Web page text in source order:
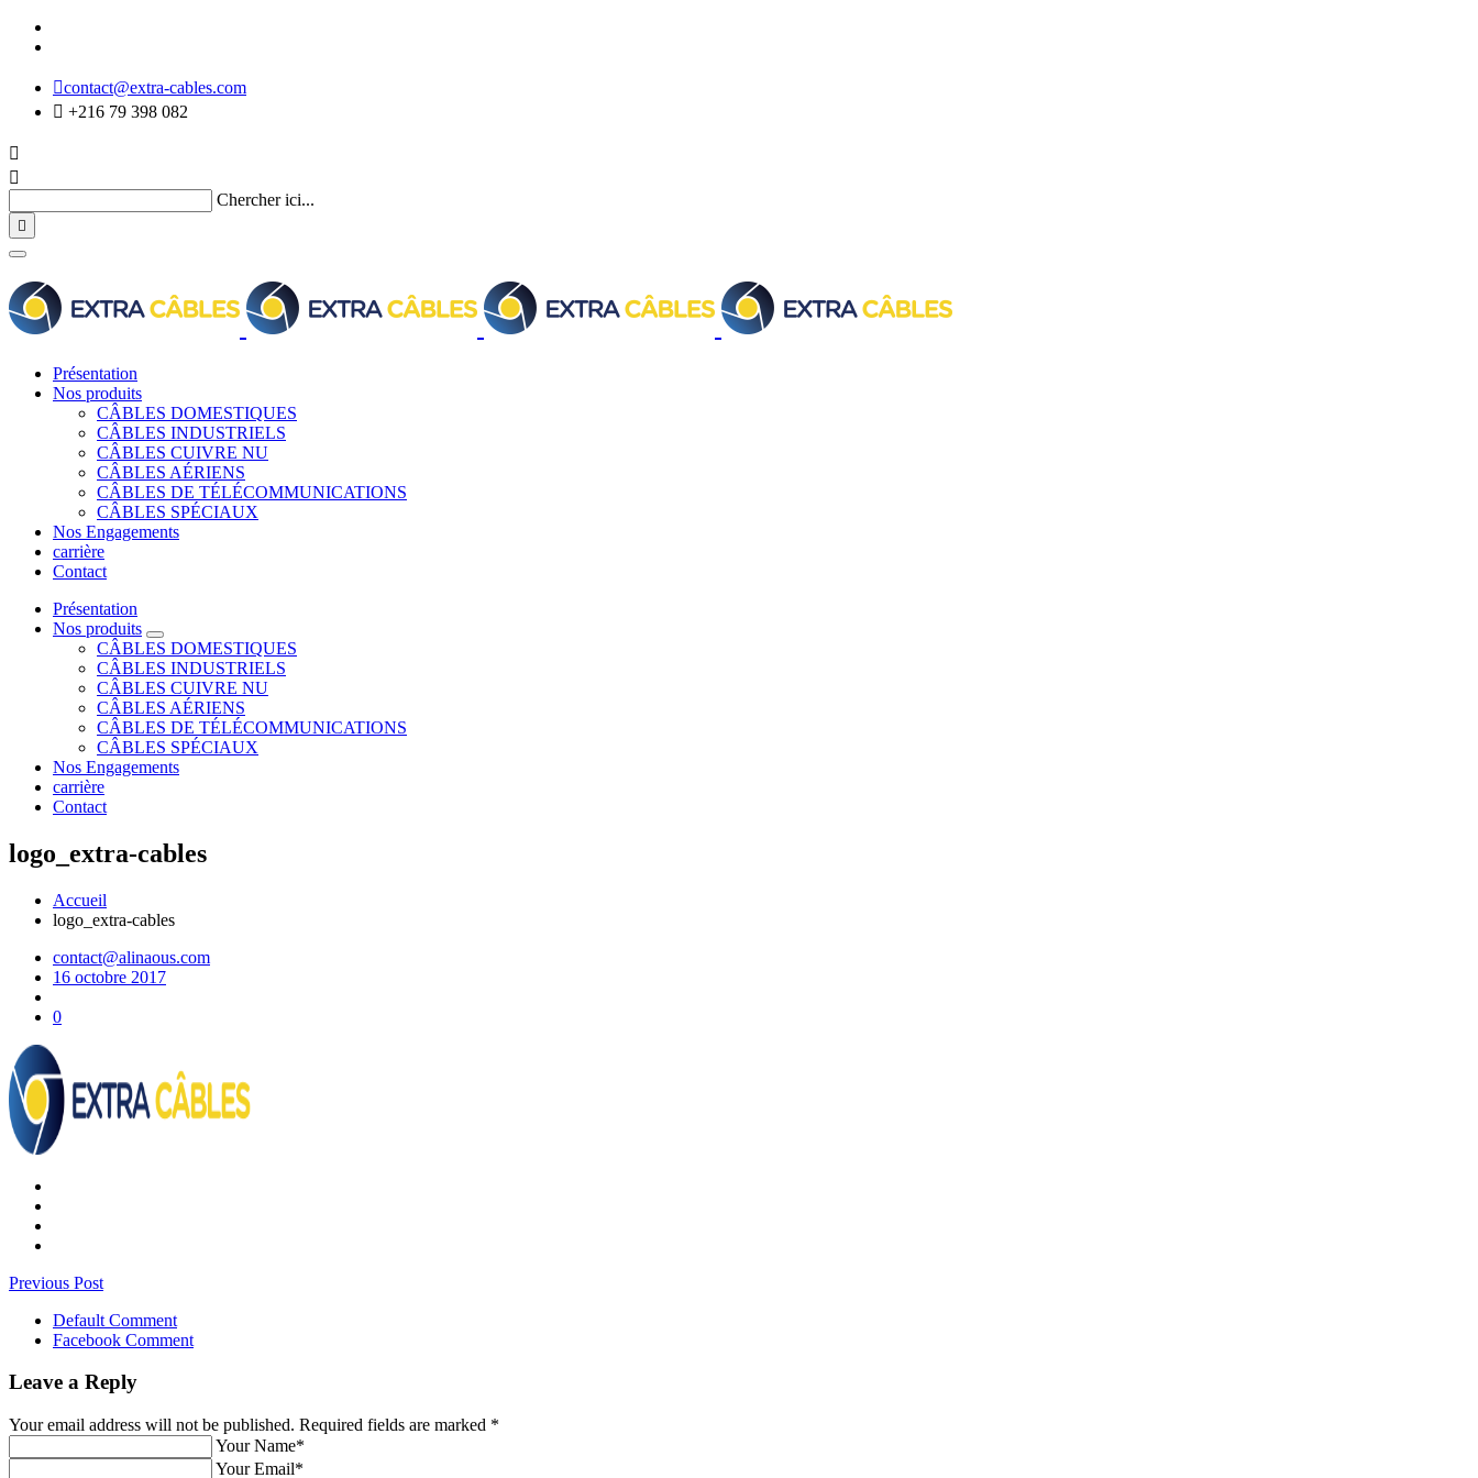
contact@extra-cables.com
 +216 79 398 082


Chercher ici...

Présentation
Nos produits
CÂBLES DOMESTIQUES
CÂBLES INDUSTRIELS
CÂBLES CUIVRE NU
CÂBLES AÉRIENS
CÂBLES DE TÉLÉCOMMUNICATIONS
CÂBLES SPÉCIAUX
Nos Engagements
carrière
Contact
Présentation
Nos produits
CÂBLES DOMESTIQUES
CÂBLES INDUSTRIELS
CÂBLES CUIVRE NU
CÂBLES AÉRIENS
CÂBLES DE TÉLÉCOMMUNICATIONS
CÂBLES SPÉCIAUX
Nos Engagements
carrière
Contact
logo_extra-cables
Accueil
logo_extra-cables
contact@alinaous.com
16 octobre 2017
0
Previous Post
Default Comment
Facebook Comment
Leave a Reply
Your email address will not be published. Required fields are marked *
Your Name*
Your Email*